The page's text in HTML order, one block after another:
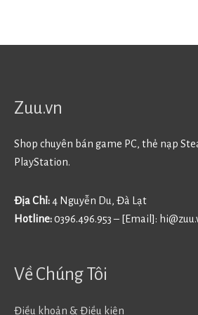
Zuu.vn
Shop chuyên bán game PC, thẻ nạp
PlayStation.
Địa Chỉ:4 Nguyễn Du, Đà Lạt
Hotline:0396.496.953 – [Email]:
Về Chúng Tôi
Điều khoản & Điều kiện